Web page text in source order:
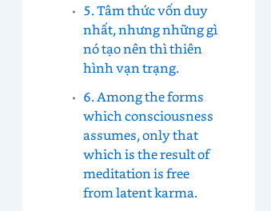
5. Tâm thức vốn duy
nhất, nhưng những gì
nó tạo nên thì thiên
hình vạn trạng.
6. Among the forms
which consciousness
assumes, only that
which is the result of
meditation is free
from latent karma.